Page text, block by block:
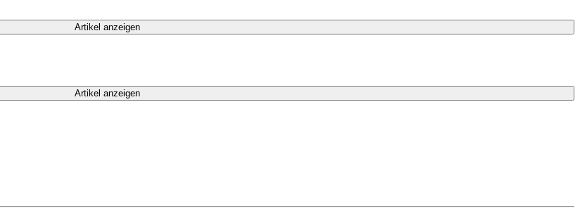
Artikel anzeigen
Artikel anzeigen